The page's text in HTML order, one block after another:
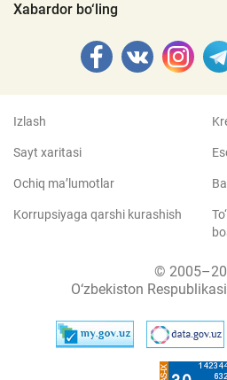
Xabardor bo‘ling
Izlash
Sayt xaritasi
Ochiq ma’lumotlar
Korrupsiyaga qarshi kurashish
©
O‘zbekiston